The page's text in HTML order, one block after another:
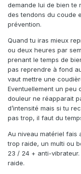
demande lui de bien te
des tendons du coude
prévention.
Quand tu iras mieux
ou deux heures par
prenant le temps de
pas reprendre à fond
vaut mettre une
Eventuellement un peu
douleur ne réapparait
d’intensité mais si tu
pas trop, il faut du
Au niveau matériel fais
trop raide, un multi ou
23 / 24 + anti-
raide.